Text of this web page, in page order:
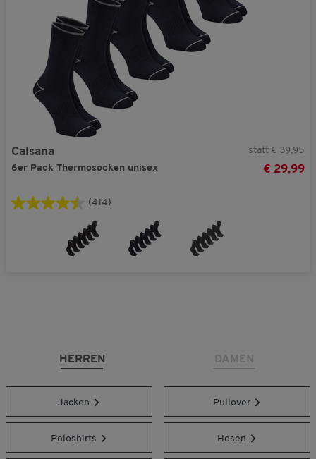
Calsana
6er Pack Thermosocken unisex
statt € 39,95
€ 29,99
(414)
HERREN DAMEN
Jacken Pullover
Poloshirts Hosen